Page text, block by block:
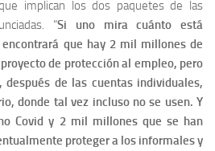
implican los dos paquetes de las
“Si uno mira cuánto está
que hay 2 mil millones de
de protección al empleo, pero
de las cuentas individuales,
donde tal vez incluso no se usen. Y
Covid y 2 mil millones que se han
proteger a los informales y